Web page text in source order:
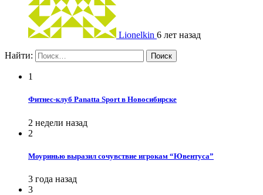
Lionelkin 6 лет назад
Найти:
1
Фитнес-клуб Panatta Sport в Новосибирске
2 недели назад
2
Моуринью выразил сочувствие игрокам “Ювентуса”
3 года назад
3